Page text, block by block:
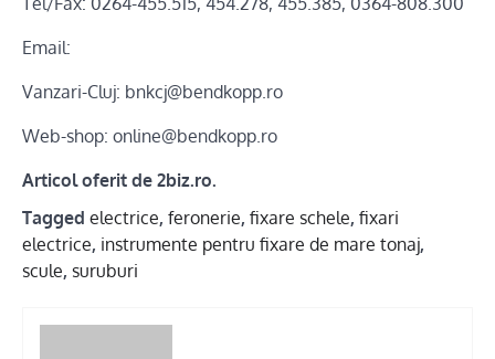
Email:
Vanzari-Cluj: bnkcj@bendkopp.ro
Web-shop: online@bendkopp.ro
Articol oferit de 2biz.ro.
Tagged electrice, feronerie, fixare schele, fixari
electrice, instrumente pentru fixare de mare tonaj,
scule, suruburi